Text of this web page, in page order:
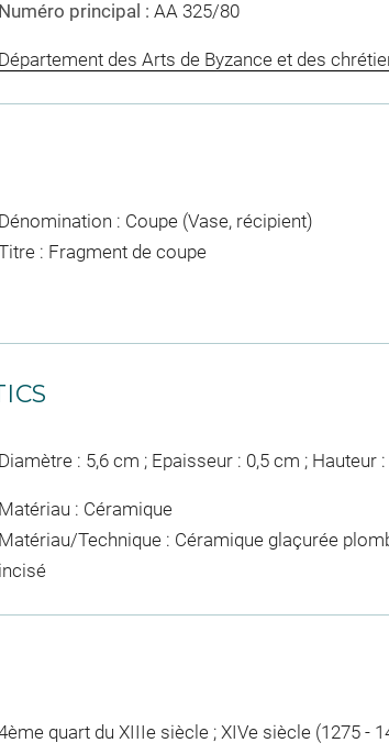
Numéro principal : AA 325/80
Département des Arts de Byzance et des
Dénomination : Coupe (Vase, récipient)
: Fragment de coupe
Diamètre : 5,6 cm ; Epaisseur : 0,5 cm ; Hauteur
Matériau : Céramique
Matériau/Technique : Céramique glaçurée
incisé
quart du XIIIe siècle ; XIVe siècle (1275 -